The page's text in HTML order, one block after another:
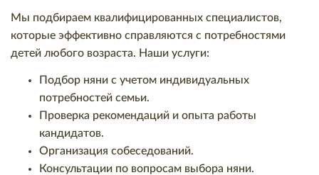
Мы подбираем квалифицированных специалистов,
которые эффективно справляются с потребностями
детей любого возраста. Наши услуги:
Подбор няни с учетом индивидуальных
потребностей семьи.
Проверка рекомендаций и опыта работы
кандидатов.
Организация собеседований.
Консультации по вопросам выбора няни.